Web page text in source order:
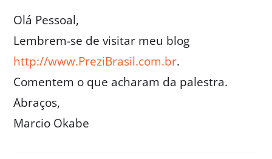
Olá Pessoal,
Lembrem-se de visitar meu blog
http://www.PreziBrasil.com.br.
Comentem o que acharam da palestra.
Abraços,
Marcio Okabe